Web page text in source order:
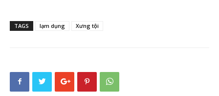
TAGS lạm dụng Xưng tội